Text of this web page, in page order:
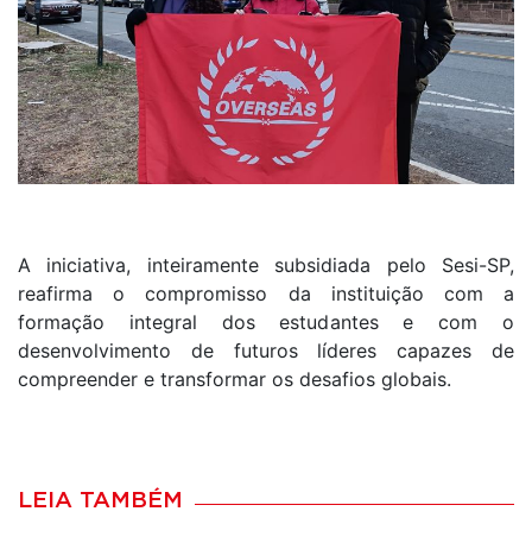
A iniciativa, inteiramente subsidiada pelo Sesi-SP,
reafirma o compromisso da instituição com a
formação integral dos estudantes e com o
desenvolvimento de futuros líderes capazes de
compreender e transformar os desafios globais.
LEIA TAMBÉM